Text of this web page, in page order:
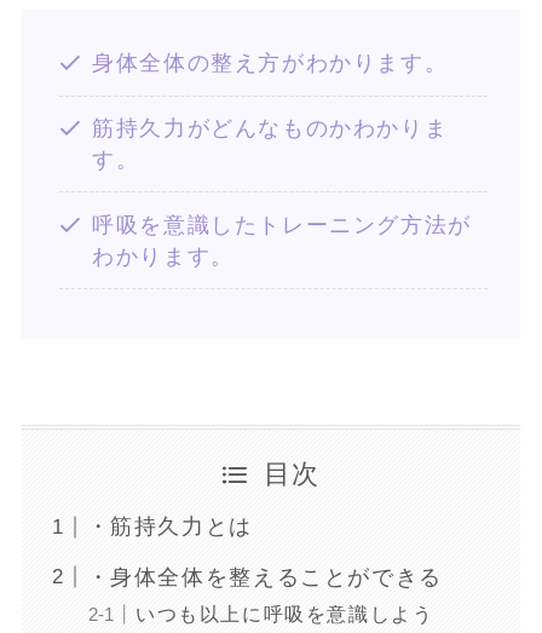
身体全体の整え方がわかります。
筋持久力がどんなものかわかりま
す。
呼吸を意識したトレーニング方法が
わかります。
目次
・筋持久力とは
・身体全体を整えることができる
いつも以上に呼吸を意識しよう